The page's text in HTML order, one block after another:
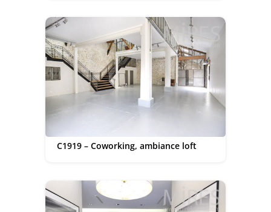
C1919 – Coworking, ambiance loft